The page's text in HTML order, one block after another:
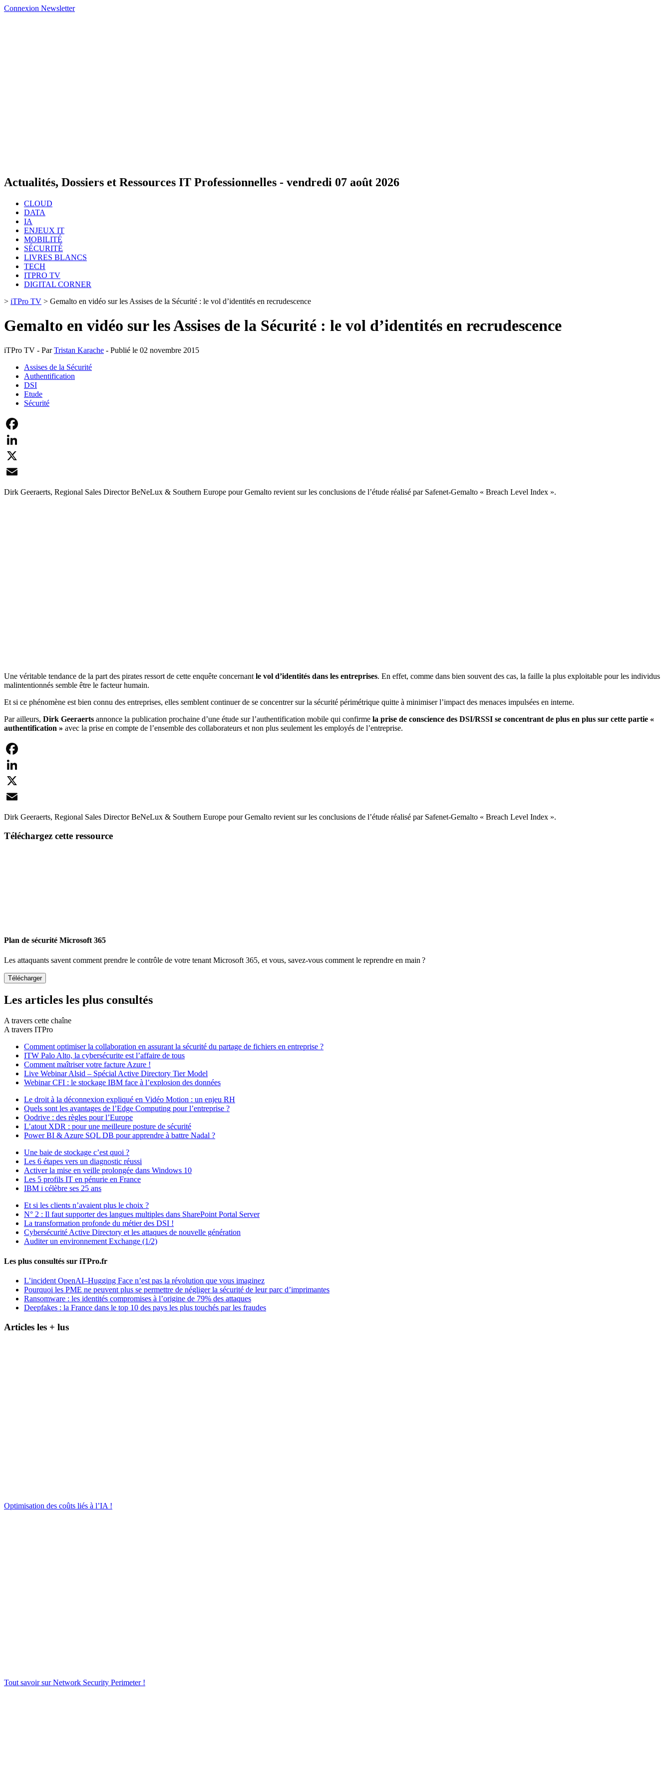
Connexion Newsletter
Actualités, Dossiers et Ressources IT Professionnelles - vendredi 07 août 2026
CLOUD
DATA
IA
ENJEUX IT
MOBILITÉ
SÉCURITÉ
LIVRES BLANCS
TECH
ITPRO TV
DIGITAL CORNER
> iTPro TV > Gemalto en vidéo sur les Assises de la Sécurité : le vol d’identités en recrudescence
Gemalto en vidéo sur les Assises de la Sécurité : le vol d’identités en recrudescence
iTPro TV - ParTristan Karache - Publié le 02 novembre 2015
Assises de la Sécurité
Authentification
DSI
Etude
Sécurité
Facebook
LinkedIn
X
Email
Dirk Geeraerts, Regional Sales Director BeNeLux & Southern Europe pour Gemalto revient sur les conclusions de l’étude réalisé par Safenet-Gemalto « Breach Level Index ».
Une véritable tendance de la part des pirates ressort de cette enquête concernant le vol d’identités dans les entreprises. En effet, comme dans bien souvent des cas, la faille la plus exploitable pour les individus
malintentionnés semble être le facteur humain.
Et si ce phénomène est bien connu des entreprises, elles semblent continuer de se concentrer sur la sécurité périmétrique quitte à minimiser l’impact des menaces impulsées en interne.
Par ailleurs, Dirk Geeraerts annonce la publication prochaine d’une étude sur l’authentification mobile qui confirme la prise de conscience des DSI/RSSI se concentrant de plus en plus sur cette partie «
authentification » avec la prise en compte de l’ensemble des collaborateurs et non plus seulement les employés de l’entreprise.
Facebook
LinkedIn
X
Email
Dirk Geeraerts, Regional Sales Director BeNeLux & Southern Europe pour Gemalto revient sur les conclusions de l’étude réalisé par Safenet-Gemalto « Breach Level Index ».
Téléchargez cette ressource
Plan de sécurité Microsoft 365
Les attaquants savent comment prendre le contrôle de votre tenant Microsoft 365, et vous, savez-vous comment le reprendre en main ?
Les articles les plus consultés
A travers cette chaîne
A travers ITPro
Comment optimiser la collaboration en assurant la sécurité du partage de fichiers en entreprise ?
ITW Palo Alto, la cybersécurite est l’affaire de tous
Comment maîtriser votre facture Azure !
Live Webinar Alsid – Spécial Active Directory Tier Model
Webinar CFI : le stockage IBM face à l’explosion des données
Le droit à la déconnexion expliqué en Vidéo Motion : un enjeu RH
Quels sont les avantages de l’Edge Computing pour l’entreprise ?
Oodrive : des règles pour l’Europe
L’atout XDR : pour une meilleure posture de sécurité
Power BI & Azure SQL DB pour apprendre à battre Nadal ?
Une baie de stockage c’est quoi ?
Les 6 étapes vers un diagnostic réussi
Activer la mise en veille prolongée dans Windows 10
Les 5 profils IT en pénurie en France
IBM i célèbre ses 25 ans
Et si les clients n’avaient plus le choix ?
N° 2 : Il faut supporter des langues multiples dans SharePoint Portal Server
La transformation profonde du métier des DSI !
Cybersécurité Active Directory et les attaques de nouvelle génération
Auditer un environnement Exchange (1/2)
Les plus consultés sur iTPro.fr
L’incident OpenAI–Hugging Face n’est pas la révolution que vous imaginez
Pourquoi les PME ne peuvent plus se permettre de négliger la sécurité de leur parc d’imprimantes
Ransomware : les identités compromises à l’origine de 79% des attaques
Deepfakes : la France dans le top 10 des pays les plus touchés par les fraudes
Articles les + lus
Optimisation des coûts liés à l’IA !
Tout savoir sur Network Security Perimeter !